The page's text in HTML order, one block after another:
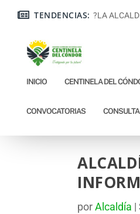
TENDENCIAS: ?LA
INICIO CENTINELA DEL
CONVOCATORIAS
porAlcaldía |